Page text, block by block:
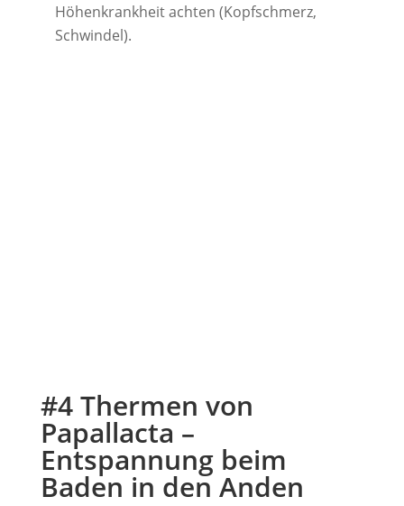
Höhenkrankheit achten (Kopfschmerz,
Schwindel).
#4 Thermen von
Papallacta –
Entspannung beim
Baden in den Anden